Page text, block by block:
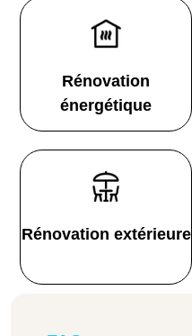
Rénovation
énergétique
Rénovation extérieure